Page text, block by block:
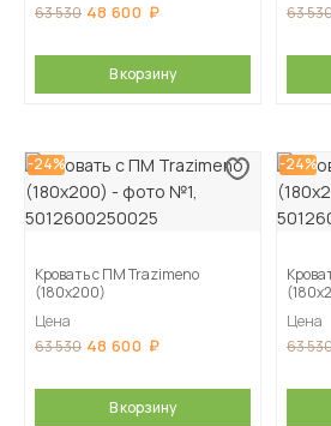
63 530 48 600
В корзину
63
-24%
Кровать с ПМ Trazimeno
(180х200)
Цена
63 530 48 600
В корзину
-24%
Цена
63